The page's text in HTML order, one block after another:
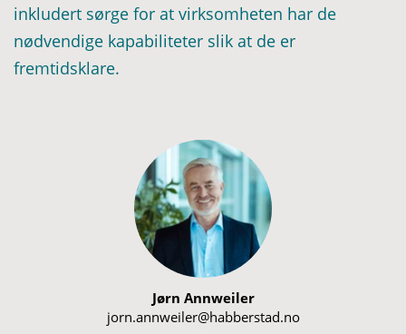
inkludert sørge for at virksomheten har de
nødvendige kapabiliteter slik at de er
fremtidsklare.
Jørn Annweiler
jorn.annweiler@habberstad.no